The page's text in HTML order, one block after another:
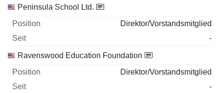
Peninsula School Ltd.
Direktor/Vorstandsmitglied
-
Ravenswood Education Foundation
Direktor/Vorstandsmitglied
-